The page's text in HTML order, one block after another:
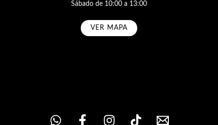
Sábado de 10:00 a 13:00
VER MAPA